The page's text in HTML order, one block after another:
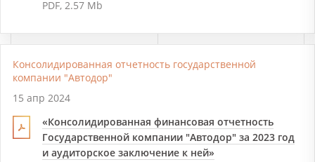
PDF, 2.57 Mb
Консолидированная отчетность государственной
компании "Автодор"
15 апр 2024
«Консолидированная финансовая отчетность
Государственной компании "Автодор" за 2023 год
и аудиторское заключение к ней»